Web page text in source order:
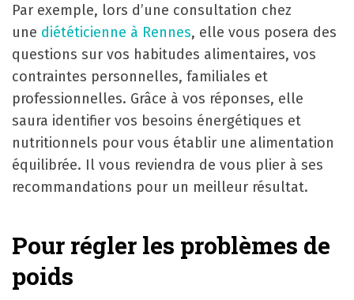
Par exemple, lors d’une consultation chez
une diététicienne à Rennes, elle vous posera des
questions sur vos habitudes alimentaires, vos
contraintes personnelles, familiales et
professionnelles. Grâce à vos réponses, elle
saura identifier vos besoins énergétiques et
nutritionnels pour vous établir une alimentation
équilibrée. Il vous reviendra de vous plier à ses
recommandations pour un meilleur résultat.
Pour régler les problèmes de
poids